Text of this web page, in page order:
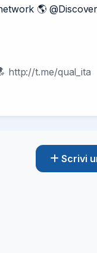
🌎
http://t.me/qual_ita
Scrivi